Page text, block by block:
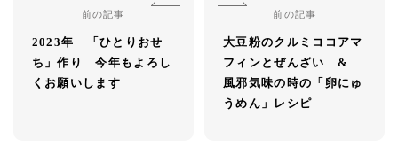
前の記事
2023年 「ひとりおせ
ち」作り 今年もよろし
くお願いします
前の記事
大豆粉のクルミココアマ
フィンとぜんざい &
風邪気味の時の「卵にゅ
うめん」レシピ